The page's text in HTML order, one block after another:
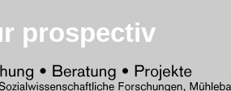
prospectiv